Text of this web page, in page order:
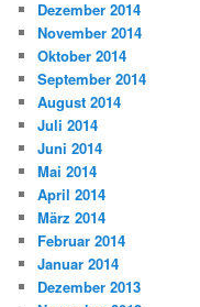
Dezember 2014
November 2014
Oktober 2014
September 2014
August 2014
Juli 2014
Juni 2014
Mai 2014
April 2014
März 2014
Februar 2014
Januar 2014
Dezember 2013